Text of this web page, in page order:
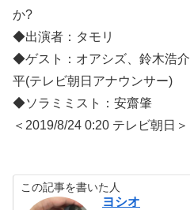
か?
◆出演者：タモリ
◆ゲスト：オアシズ、鈴木浩
平(テレビ朝日アナウンサー)
◆ソラミミスト：安齋肇
＜2019/8/24 0:20 テレビ朝日＞
この記事を書いた人
ヨシオ